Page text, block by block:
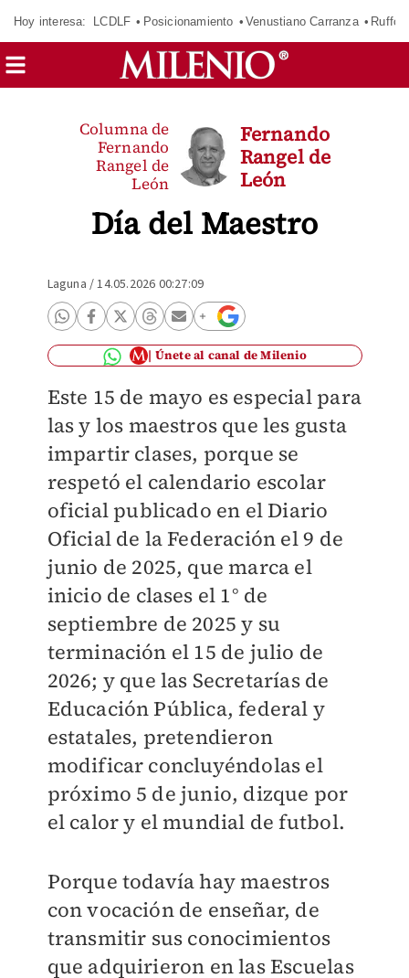
Hoy interesa: LCDLF Posicionamiento Venustiano Carranza Ruffo
Día del Maestro
Columna de
Fernando
Rangel de
León
Fernando
Rangel de
León
Laguna /14.05.2026 00:27:09
Únete al canal de Milenio
Este 15 de mayo es especial para
las y los maestros que les gusta
impartir clases, porque se
respetó el calendario escolar
oficial publicado en el Diario
Oficial de la Federación el 9 de
junio de 2025, que marca el
inicio de clases el 1° de
septiembre de 2025 y su
terminación el 15 de julio de
2026; y que las Secretarías de
Educación Pública, federal y
estatales, pretendieron
modificar concluyéndolas el
próximo 5 de junio, dizque por
el calor y el mundial de futbol.
Porque todavía hay maestros
con vocación de enseñar, de
transmitir sus conocimientos
que adquirieron en las Escuelas